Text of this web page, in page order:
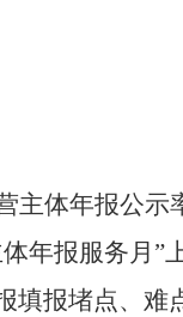
主体年报公示
年报服务月
填报堵点、难